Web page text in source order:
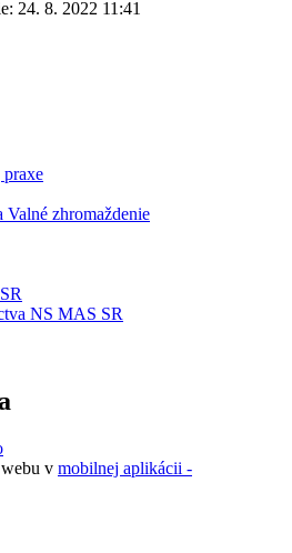
24. 8. 2022 11:41
Valné zhromaždenie
NS MAS SR
v mobilnej aplikácii -